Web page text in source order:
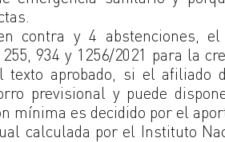
contra y 4 abstenciones, el
934 y 1256/2021 para la
aprobado, si el afiliado
previsional y puede
mínima es decidido por el
calculada por el Instituto